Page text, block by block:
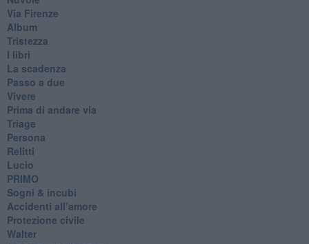
Via Firenze
Album
Tristezza
I libri
La scadenza
Passo a due
Vivere
Prima di andare via
Triage
Persona
Relitti
Lucio
PRIMO
Sogni & incubi
Accidenti all’amore
Protezione civile
Walter